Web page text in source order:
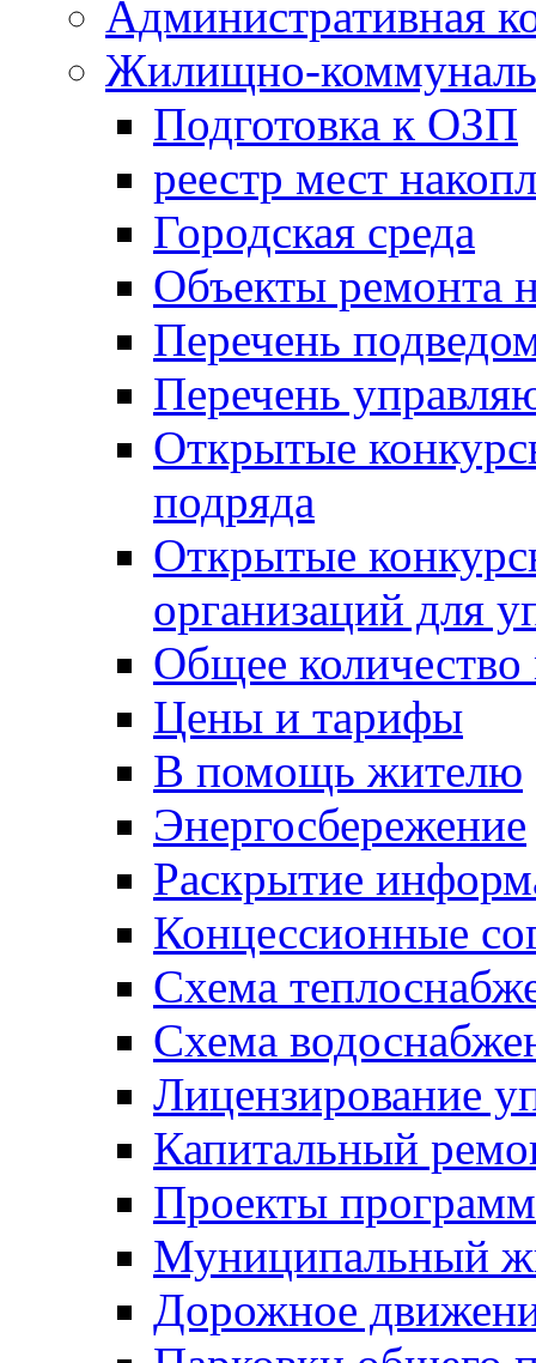
Административная
Жилищно-
Подготовка к ОЗП
реестр мест
Городская среда
Объекты ремонта
Перечень
Перечень
Открытые
подряда
Открытые
организаций для
Общее
Цены и тарифы
В помощь жителю
Энергосбережение
Раскрытие
Концессионные
Схема
Схема
Лицензирование
Капитальный
Проекты программ
Муниципальный
Дорожное